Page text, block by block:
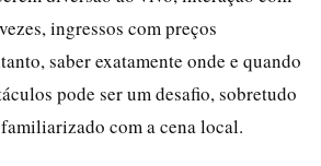
ingressos com preços
saber exatamente onde e quando
pode ser um desafio, sobretudo
com a cena local.